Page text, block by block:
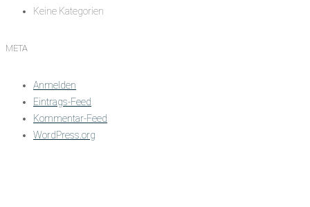
Keine Kategorien
META
Anmelden
Eintrags-Feed
Kommentar-Feed
WordPress.org